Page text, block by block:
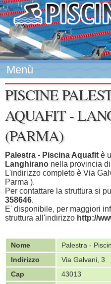
Menù
PISCINE
AQUAFIT -
(PARMA)
Palestra - Piscina Aquafit è
Langhirano nella provincia di
L'indirizzo completo è Via
Parma ).
Per contattare la struttura si
358646.
E' disponibile, per maggiori
struttura all'indirizzo http://
Nome
Palestra -
Indirizzo
Via Galvani, 3
Cap
43013